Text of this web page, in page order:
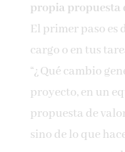
propia propuesta
El primer paso es
cargo o en tus
“¿Qué cambio
proyecto, en un
propuesta de
sino de lo que